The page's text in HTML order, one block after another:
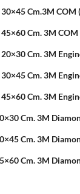
Cm.3M COM
Cm. 3M COM
Cm. 3M
Cm. 3M
Cm. 3M
Cm. 3M
Cm. 3M
Cm. 3M